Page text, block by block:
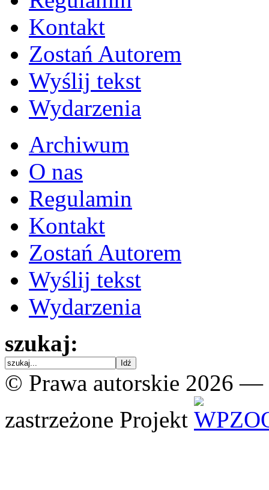
Kontakt
Zostań Autorem
Wyślij tekst
Wydarzenia
Archiwum
O nas
Regulamin
Kontakt
Zostań Autorem
Wyślij tekst
Wydarzenia
szukaj:
© Prawa autorskie 2026 —
zastrzeżone Projekt